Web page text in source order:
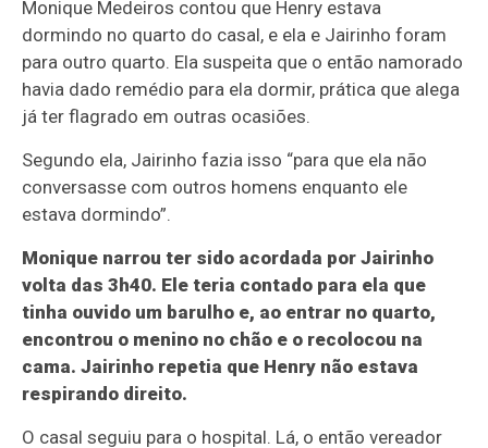
Monique Medeiros contou que Henry estava
dormindo no quarto do casal, e ela e Jairinho foram
para outro quarto. Ela suspeita que o então namorado
havia dado remédio para ela dormir, prática que alega
já ter flagrado em outras ocasiões.
Segundo ela, Jairinho fazia isso “para que ela não
conversasse com outros homens enquanto ele
estava dormindo”.
Monique narrou ter sido acordada por Jairinho
volta das 3h40. Ele teria contado para ela que
tinha ouvido um barulho e, ao entrar no quarto,
encontrou o menino no chão e o recolocou na
cama. Jairinho repetia que Henry não estava
respirando direito.
O casal seguiu para o hospital. Lá, o então vereador